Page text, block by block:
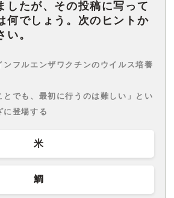
したが、その投稿に写って
何でしょう。次のヒントか
い。
ンフルエンザワクチンのウイルス培養
とでも、最初に行うのは難しい」とい
に登場する
米
鯛